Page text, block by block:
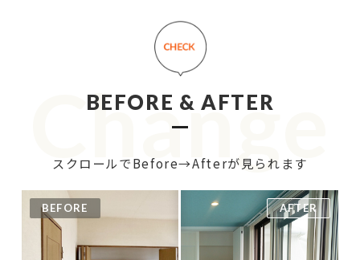
Change
BEFORE & AFTER
スクロールでBefore→Afterが見られます